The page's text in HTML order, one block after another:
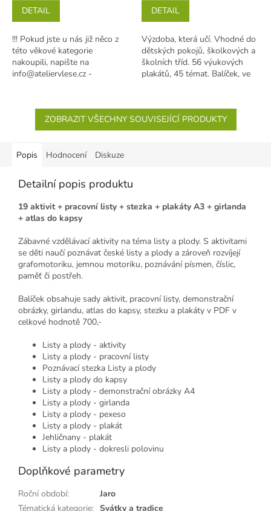
DETAIL
!!! Pokud jste u nás již něco z
této věkové kategorie
nakoupili, napište na
info@ateliervlese.cz -
DETAIL
Výzdoba, která učí. Vhodné do
dětských pokojů, školkových a
školních tříd. 56 výukových
plakátů, 45 témat. Balíček, ve
ZOBRAZIT VŠECHNY SOUVISEJÍCÍ PRODUKTY
Popis Hodnocení Diskuze
Detailní popis produktu
19 aktivit + pracovní listy + stezka + plakáty A3 + girlanda
+ atlas do kapsy
Zábavné vzdělávací aktivity na téma listy a plody. S aktivitami
se děti naučí poznávat české listy a plody a zároveň rozvíjejí
grafomotoriku, jemnou motoriku, poznávání písmen, číslic,
paměť či postřeh.
Balíček obsahuje sady aktivit, pracovní listy, demonstrační
obrázky, girlandu, atlas do kapsy, stezku a plakáty v PDF v
celkové hodnotě 700,-
Listy a plody - aktivity
Listy a plody - pracovní listy
Poznávací stezka Listy a plody
Listy a plody do kapsy
Listy a plody - demonstrační obrázky A4
Listy a plody - girlanda
Listy a plody - pexeso
Listy a plody - plakát
Jehličnany - plakát
Listy a plody - dokresli polovinu
Doplňkové parametry
Roční období:
Jaro
Tématická kategorie: Svátky a tradice